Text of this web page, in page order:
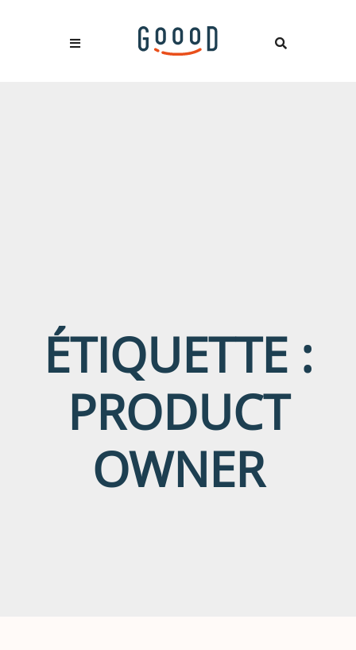
ÉTIQUETTE :
PRODUCT
OWNER